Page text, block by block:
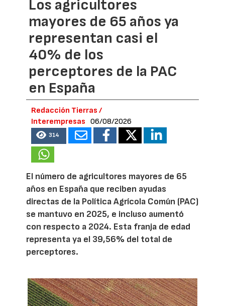
Los agricultores
mayores de 65 años ya
representan casi el
40% de los
perceptores de la PAC
en España
Redacción Tierras /
Interempresas
06/08/2026
314
El número de agricultores mayores de 65
años en España que reciben ayudas
directas de la Política Agrícola Común (PAC)
se mantuvo en 2025, e incluso aumentó
con respecto a 2024. Esta franja de edad
representa ya el 39,56% del total de
perceptores.